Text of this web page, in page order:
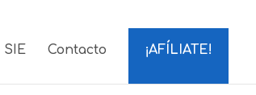
SIE Contacto ¡AFÍLIATE!